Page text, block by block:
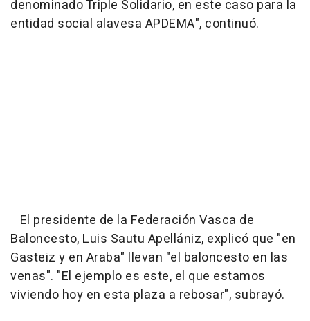
denominado Triple Solidario, en este caso para la
entidad social alavesa APDEMA", continuó.
El presidente de la Federación Vasca de
Baloncesto, Luis Sautu Apellániz, explicó que "en
Gasteiz y en Araba" llevan "el baloncesto en las
venas". "El ejemplo es este, el que estamos
viviendo hoy en esta plaza a rebosar", subrayó.